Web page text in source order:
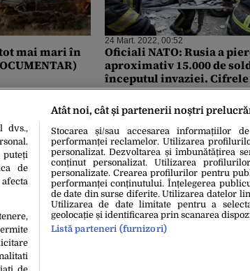
mai mari în
24 Mart. 2022, 00:52
Oficiali NATO: Rusia a
aproximativ 15.000 de
începutul invaziei.
bazate pe rapoartele
informații „open source”
dvs.,
puteți
de
Atât noi, cât și partenerii noștri
Stocarea și/sau accesarea informațiilor
performanței reclamelor. Utilizarea
personalizat. Dezvoltarea și îmbunătățirea
conținut personalizat. Utilizarea
personalizate. Crearea profilurilor pentru
performanței conținutului. Înțelegerea
de date din surse diferite. Utilizarea datelor
Utilizarea de date limitate pentru a
geolocație și identificarea prin scanarea
Listă parteneri (furnizori)